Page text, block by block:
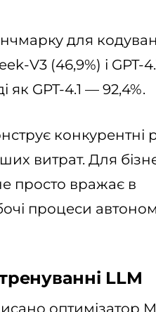
для
V3 (46,9%) і GPT-
як GPT-4.1 — 92,4%.
конкурентні
витрат. Для
просто вражає в
процеси
LLM
оптимізатор